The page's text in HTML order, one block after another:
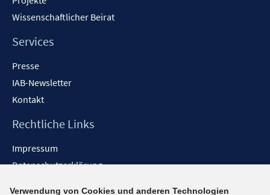
Wissenschaftlicher Beirat
Services
Presse
IAB-Newsletter
Kontakt
Rechtliche Links
Impressum
Datenschutzerklärung
Verwendung von Cookies und anderen Technologien